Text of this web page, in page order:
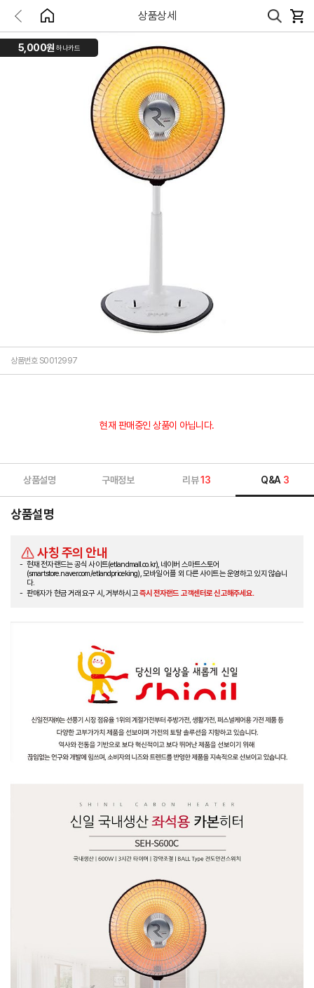
상품상세
5,000원 하나카드
상품번호 S0012997
현재 판매중인 상품이 아닙니다.
상품설명 구매정보 리뷰13 Q&A 3
상품설명
사칭 주의 안내
현재 전자랜드는 공식 사이트(etlandmall.co.kr), 네이버 스마트스토어
(smartstore.naver.com/etlandpriceking), 모바일 어플 외 다른 사이트는 운영하고 있지 않습니
다.
판매자가 현금 거래 요구 시, 거부하시고즉시 전자랜드 고객센터로 신고해주세요.